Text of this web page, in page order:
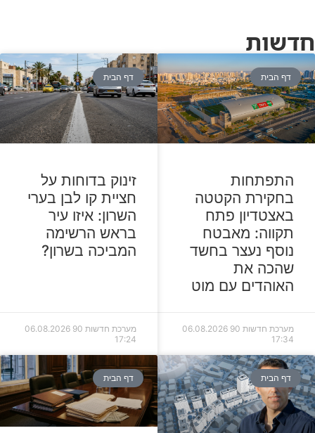
חדשות
דף הבית
התפתחות
בחקירת הקטטה
באצטדיון פתח
תקווה: מאבטח
נוסף נעצר בחשד
שהכה את
האוהדים עם מוט
מערכת חדשות 90
06.08.2026
17:34
דף הבית
זינוק בדוחות על
חציית קו לבן בערי
השרון: איזו עיר
בראש הרשימה
המביכה בשרון?
מערכת חדשות 90
06.08.2026
17:24
דף הבית דף הבית